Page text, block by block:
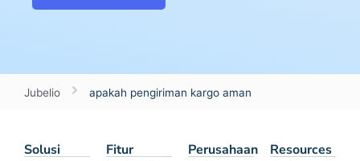
Jubelio apakah pengiriman kargo aman
Solusi Fitur Perusahaan Resources